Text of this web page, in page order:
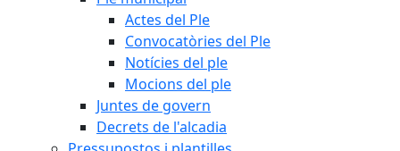
Actes del Ple
Convocatòries del Ple
Notícies del ple
Mocions del ple
Juntes de govern
Decrets de l'alcadia